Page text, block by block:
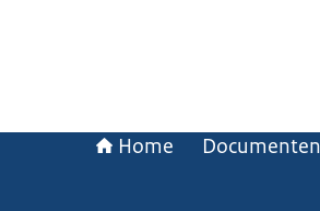
Home Documenten